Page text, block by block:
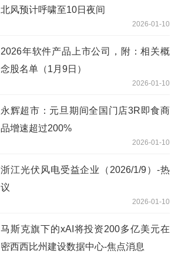
北风预计呼啸至10日夜间
2026-01-10
2026年软件产品上市公司，附：相关概
念股名单（1月9日）
2026-01-10
永辉超市：元旦期间全国门店3R即食商
品增速超过200%
2026-01-10
浙江光伏风电受益企业（2026/1/9）-热
议
2026-01-10
马斯克旗下的xAI将投资200多亿美元在
密西西比州建设数据中心-焦点消息